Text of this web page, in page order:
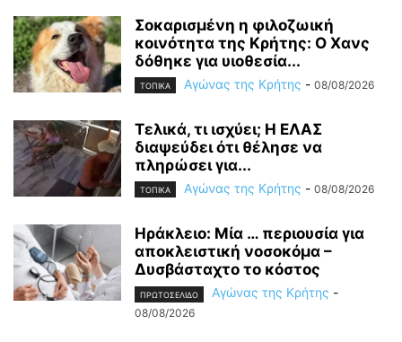
Σοκαρισμένη η φιλοζωική
κοινότητα της Κρήτης: Ο Χανς
δόθηκε για υιοθεσία...
ΤΟΠΙΚΑ Αγώνας της Κρήτης - 08/08/2026
Τελικά, τι ισχύει; Η ΕΛΑΣ
διαψεύδει ότι θέλησε να
πληρώσει για...
ΤΟΠΙΚΑ Αγώνας της Κρήτης - 08/08/2026
Ηράκλειο: Μία … περιουσία για
αποκλειστική νοσοκόμα –
Δυσβάσταχτο το κόστος
ΠΡΩΤΟΣΕΛΙΔΟ Αγώνας της Κρήτης -
08/08/2026